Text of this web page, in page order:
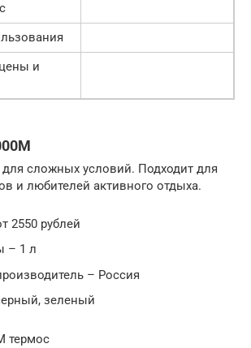
и
сложных условий. Подходит для
и любителей активного отдыха.
2550 рублей
– 1 л
– Россия
зеленый
термос